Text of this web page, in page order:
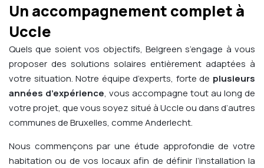
Un accompagnement complet à
Uccle
Quels que soient vos objectifs, Belgreen s’engage à vous
proposer des solutions solaires entièrement adaptées à
votre situation. Notre équipe d’experts, forte de plusieurs
années d’expérience, vous accompagne tout au long de
votre projet, que vous soyez situé à Uccle ou dans d’autres
communes de Bruxelles, comme Anderlecht.
Nous commençons par une étude approfondie de votre
habitation ou de vos locaux afin de définir l’installation la